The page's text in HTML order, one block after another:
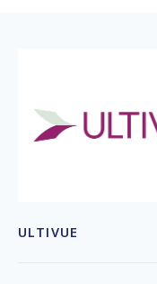
ULTIVUE